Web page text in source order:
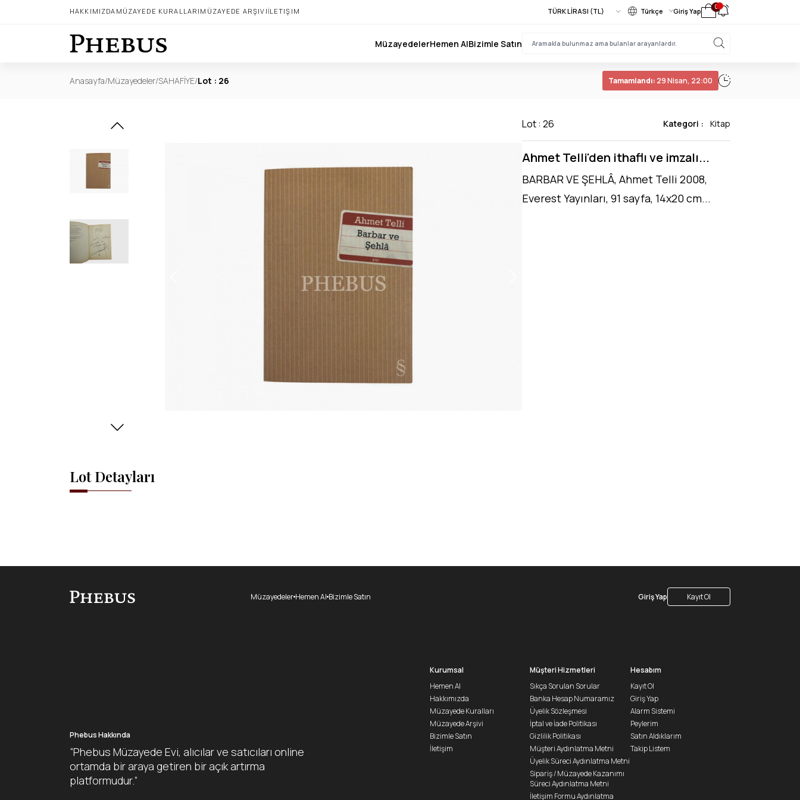
HAKKIMIZDA MÜZAYEDE KURALLARI MÜZAYEDE ARŞIVIİLETIŞIM Türkçe Giriş Yap 0
MüzayedelerHemen AlBizimle Satın
Anasayfa/Müzayedeler/SAHAFİYE/Lot : 26 Tamamlandı: 29 Nisan, 22:00
Lot Detayları
Lot : 26 Kategori : Kitap
Ahmet Telli'den ithaflı ve imzalı...
BARBAR VE ŞEHLÂ, Ahmet Telli 2008,
Everest Yayınları, 91 sayfa, 14x20 cm...
MüzayedelerHemen Al Bizimle Satın Giriş Yap Kayıt Ol
Phebus Hakkında
“Phebus Müzayede Evi, alıcılar ve satıcıları online
ortamda bir araya getiren bir açık artırma
platformudur.”
Kurumsal
Hemen Al
Hakkımızda
Müzayede Kuralları
Müzayede Arşivi
Bizimle Satın
İletişim
Müşteri Hizmetleri
Sıkça Sorulan Sorular
Banka Hesap Numaramız
Üyelik Sözleşmesi
İptal ve İade Politikası
Gizlilik Politikası
Müşteri Aydınlatma Metni
Üyelik Süreci Aydınlatma Metni
Sipariş / Müzayede Kazanımı
Süreci Aydınlatma Metni
İletişim Formu Aydınlatma
Hesabım
Kayıt Ol
Giriş Yap
Alarm Sistemi
Peylerim
Satın Aldıklarım
Takip Listem